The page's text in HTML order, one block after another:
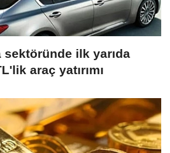
sektöründe ilk yarıda
araç yatırımı